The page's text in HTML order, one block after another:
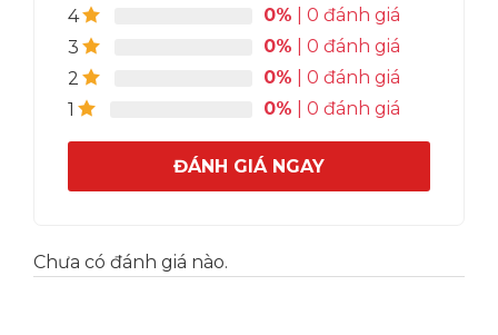
4
0% | 0 đánh giá
3
0% | 0 đánh giá
2
0% | 0 đánh giá
1
0% | 0 đánh giá
ĐÁNH GIÁ NGAY
Chưa có đánh giá nào.